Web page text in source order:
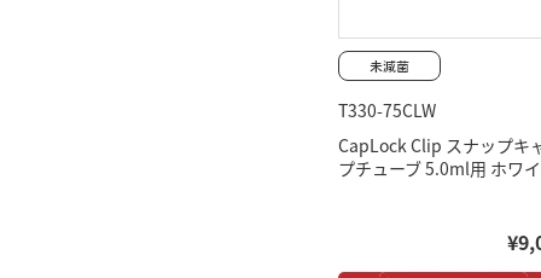
T330-75CLW
CapLock Clip スナップキ
プチューブ 5.0ml用 ホワ